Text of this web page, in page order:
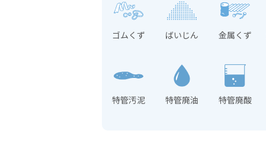
ゴムくず ばいじん 金属くず
特管汚泥 特管廃油 特管廃酸